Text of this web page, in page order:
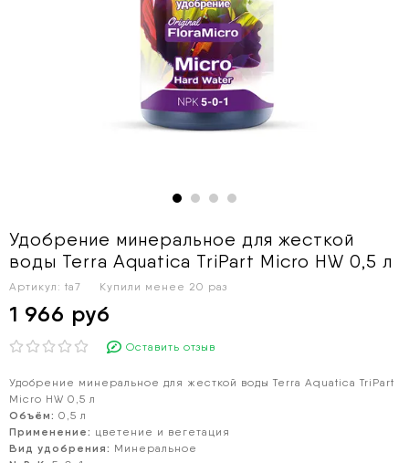
Удобрение минеральное для жесткой
воды Terra Aquatica TriPart Micro HW 0,5 л
Артикул: ta7 Купили менее 20 раз
1 966 руб
Оставить отзыв
Удобрение минеральное для жесткой воды Terra Aquatica TriPart
Micro HW 0,5 л
Объём: 0,5 л
Применение: цветение и вегетация
Вид удобрения: Минеральное